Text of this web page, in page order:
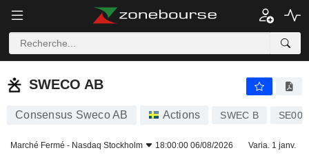
SWECO AB
SWECO AB
Consensus Sweco AB Actions SWEC B
Marché Fermé - Nasdaq Stockholm 18:00:00 06/08/2026 Varia. 1 janv.